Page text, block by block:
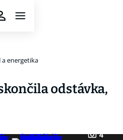
a energetika
odstávka,
4